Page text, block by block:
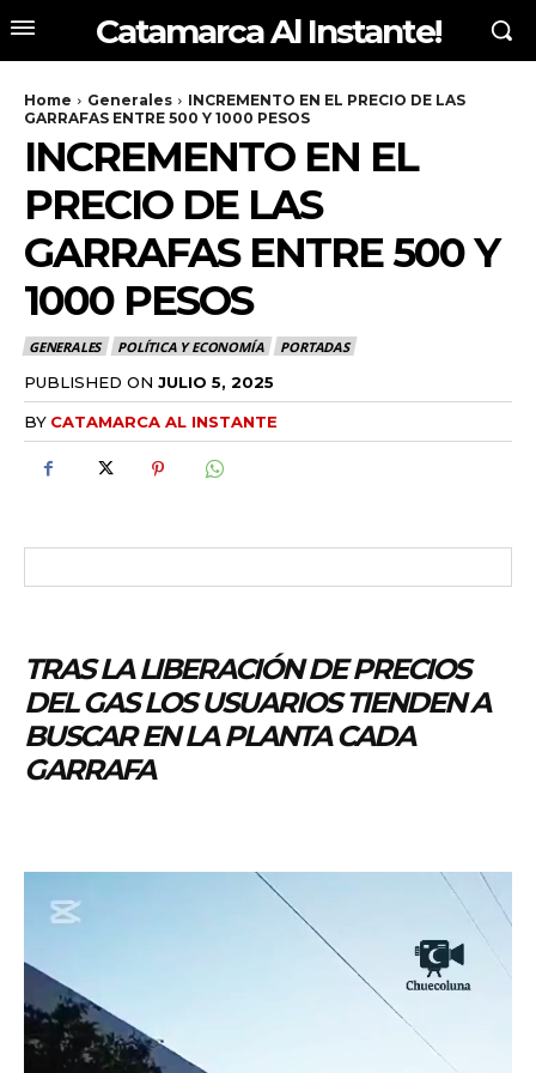
Catamarca Al Instante!
Home Generales
INCREMENTO EN EL PRECIO DE LAS
GARRAFAS ENTRE 500 Y 1000 PESOS
INCREMENTO EN EL
PRECIO DE LAS
GARRAFAS ENTRE 500 Y
1000 PESOS
GENERALES POLÍTICA Y ECONOMÍA PORTADAS
PUBLISHED ON JULIO 5, 2025
BY CATAMARCA AL INSTANTE
TRAS LA LIBERACIÓN DE PRECIOS
DEL GAS LOS USUARIOS TIENDEN A
BUSCAR EN LA PLANTA CADA
GARRAFA
o
d